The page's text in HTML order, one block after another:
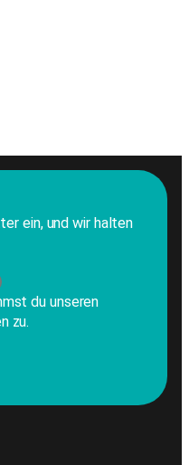
ein, und wir halten
du unseren
zu.